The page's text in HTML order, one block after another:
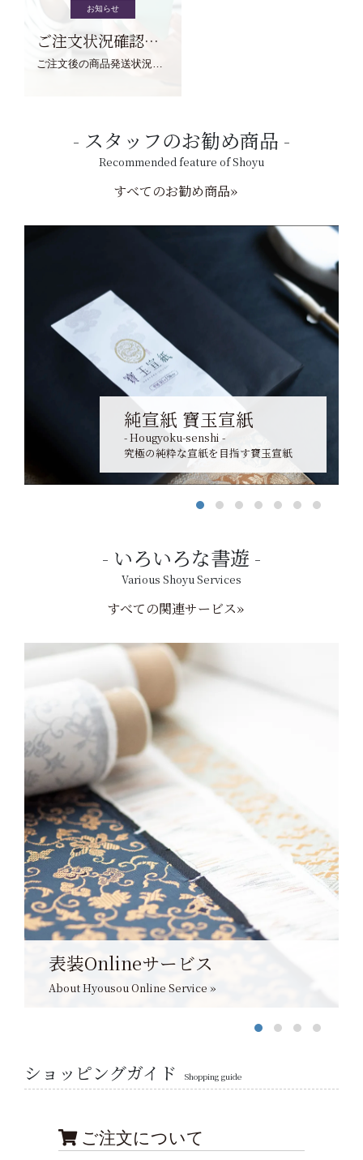
お知らせ
ご注文状況確認について
スタッフのお勧め商品
Recommended feature of Shoyu
すべてのお勧め商品»
純宣紙 寶玉宣紙
- Hougyoku-senshi -
究極の純粋な宣紙を目指す寶玉宣紙
いろいろな書遊
Various Shoyu Services
すべての関連サービス»
表装Onlineサービス
About Hyousou Online Service »
ショッピングガイド Shopping guide
ご注文について